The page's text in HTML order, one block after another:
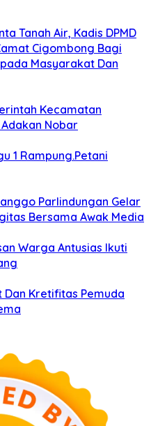
Tanah Air, Kadis DPMD
Cigombong Bagi
Masyarakat Dan
Kecamatan
Nobar
1 Rampung.Petani
Parlindungan Gelar
Bersama Awak Media
Warga Antusias Ikuti
Dan Kretifitas Pemuda